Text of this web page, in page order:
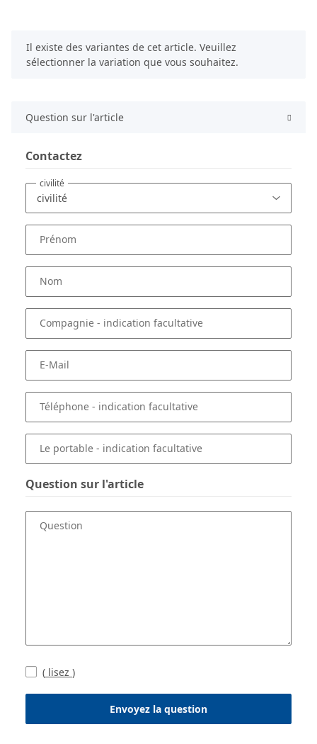
xIl existe des variantes de cet article. Veuillez
sélectionner la variation que vous souhaitez.
Question sur l'article
Contactez
civilité
Prénom
Nom
Compagnie - indication facultative
E-Mail
Téléphone - indication facultative
Le portable - indication facultative
Question sur l'article
Question
( lisez )
Envoyez la question